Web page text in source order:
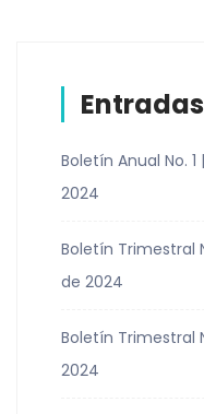
Boletín Anual No.
2024
Boletín Trimestral
de 2024
Boletín Trimestral
2024